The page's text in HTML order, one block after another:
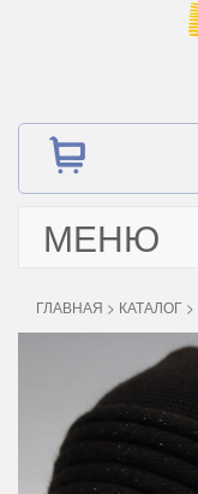
МЕНЮ
ГЛАВНАЯ > КАТАЛОГ >